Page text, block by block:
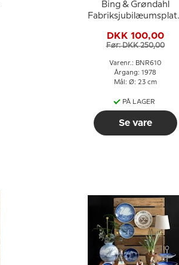
Bing & Grøndahl
DKK 100,00
Før: DKK 250,00
Varenr.: BNR610
Årgang: 1978
Mål: Ø: 23 cm
PÅ LAGER
Se vare